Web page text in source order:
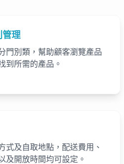
理
門別類，幫助顧客瀏覽產品
到所需的產品。
式及自取地點，配送費用、
及開放時間均可設定。